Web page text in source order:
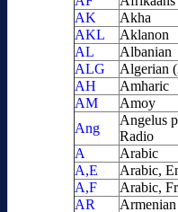
AK
Akha
AKL
Aklanon
AL
Albanian
ALG
Algerian
AH
Amharic
AM
Amoy
Ang
Angelus
Radio
A
Arabic
A,E
Arabic,
A,F
Arabic,
AR
Armenian